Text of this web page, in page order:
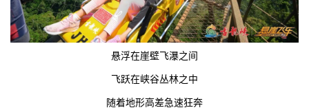
悬浮在崖壁飞瀑之间
飞跃在峡谷丛林之中
随着地形高差急速狂奔